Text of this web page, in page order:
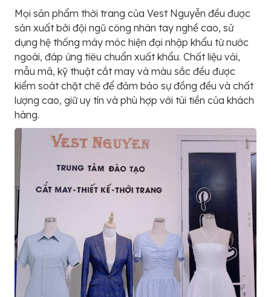
Mọi sản phẩm thời trang của Vest Nguyễn đều được
sản xuất bởi đội ngũ công nhân tay nghề cao, sử
dụng hệ thống máy móc hiện đại nhập khẩu từ nước
ngoài, đáp ứng tiêu chuẩn xuất khẩu. Chất liệu vải,
mẫu mã, kỹ thuật cắt may và màu sắc đều được
kiểm soát chặt chẽ để đảm bảo sự đồng đều và chất
lượng cao, giữ uy tín và phù hợp với túi tiền của khách
hàng.